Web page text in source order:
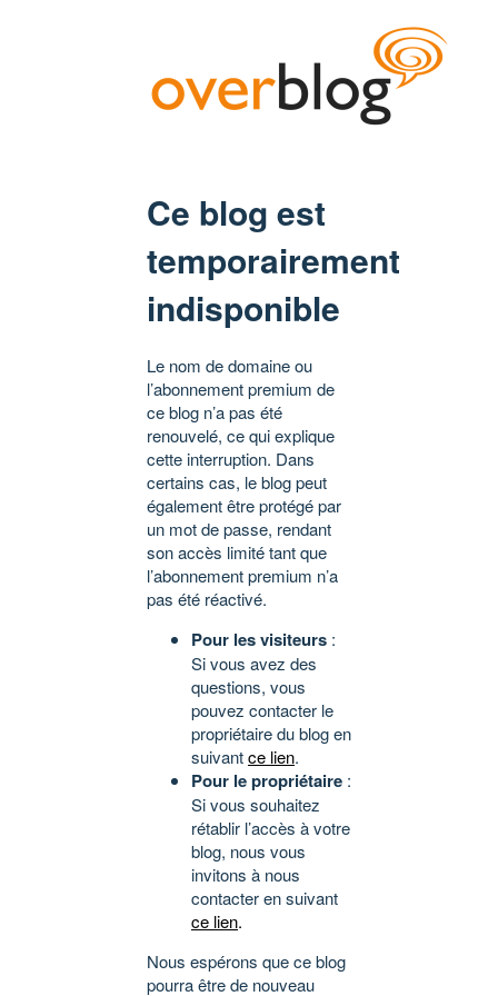
Ce blog est
temporairement
indisponible
Le nom de domaine ou
l’abonnement premium de
ce blog n’a pas été
renouvelé, ce qui explique
cette interruption. Dans
certains cas, le blog peut
également être protégé par
un mot de passe, rendant
son accès limité tant que
l’abonnement premium n’a
pas été réactivé.
Pour les visiteurs :
Si vous avez des
questions, vous
pouvez contacter le
propriétaire du blog en
suivantce lien.
Pour le propriétaire :
Si vous souhaitez
rétablir l’accès à votre
blog, nous vous
invitons à nous
contacter en suivant
ce lien.
Nous espérons que ce blog
pourra être de nouveau